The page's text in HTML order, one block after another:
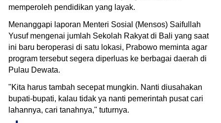
memperoleh pendidikan yang layak.
Menanggapi laporan Menteri Sosial (Mensos) Saifullah
Yusuf mengenai jumlah Sekolah Rakyat di Bali yang saat
ini baru beroperasi di satu lokasi, Prabowo meminta agar
program tersebut segera diperluas ke berbagai daerah di
Pulau Dewata.
"Kita harus tambah secepat mungkin. Nanti diusahakan
bupati-bupati, kalau tidak ya nanti pemerintah pusat cari
lahannya, cari tanahnya," tuturnya.